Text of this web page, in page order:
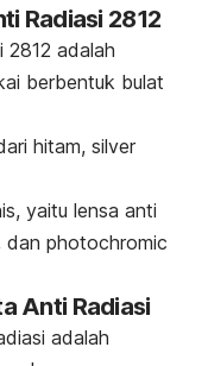
Radiasi 2812
2812 adalah
berbentuk bulat
hitam, silver
yaitu lensa anti
dan photochromic
Anti Radiasi
adalah